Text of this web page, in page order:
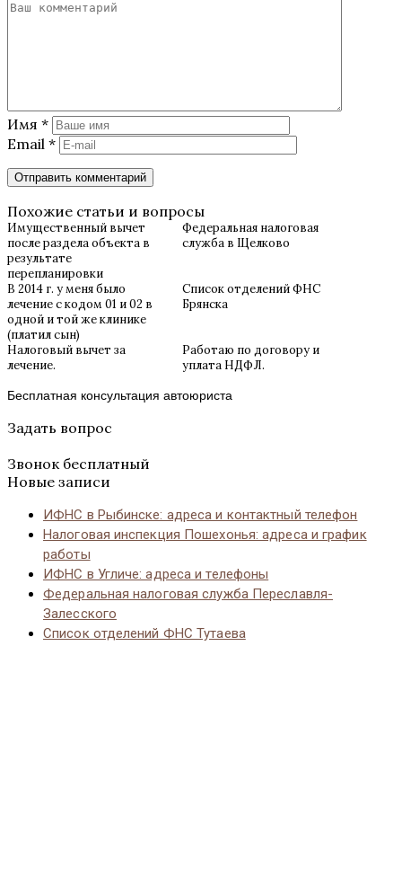
Имя *
Email *
Похожие статьи и вопросы
Имущественный вычет
после раздела объекта в
результате
перепланировки
Федеральная налоговая
служба в Щелково
В 2014 г. у меня было
лечение с кодом 01 и 02 в
одной и той же клинике
(платил сын)
Список отделений ФНС
Брянска
Налоговый вычет за
лечение.
Работаю по договору и
уплата НДФЛ.
Бесплатная консультация автоюриста
Задать вопрос
Звонок бесплатный
Новые записи
ИФНС в Рыбинске: адреса и контактный телефон
Налоговая инспекция Пошехонья: адреса и график
работы
ИФНС в Угличе: адреса и телефоны
Федеральная налоговая служба Переславля-
Залесского
Список отделений ФНС Тутаева